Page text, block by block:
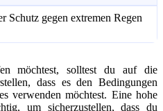
Schutz gegen extremen Regen
möchtest, solltest du auf die
dass es den Bedingungen
verwenden möchtest. Eine hohe
um sicherzustellen, dass du